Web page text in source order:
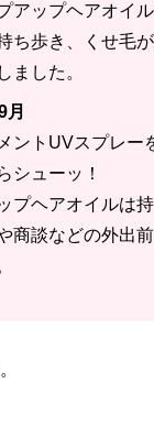
アップヘアオイ
ち歩き、くせ毛
ました。
月
ントUVスプレー
シューッ！
プヘアオイルは
商談などの外出